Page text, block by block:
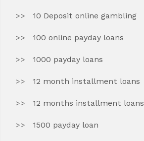
10 Deposit online gambling
100 online payday loans
1000 payday loans
12 month installment loans
12 months installment loans
1500 payday loan